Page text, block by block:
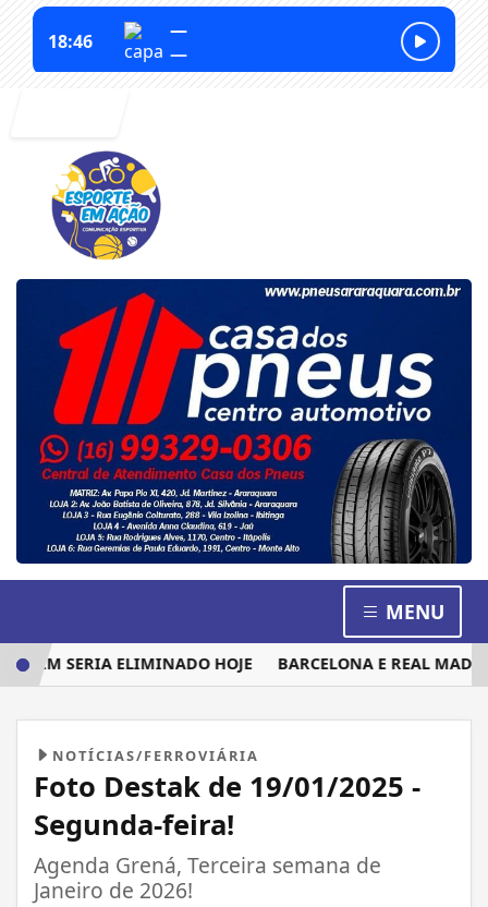
MENU
SERIA ELIMINADO HOJE BARCELONA E REAL MADRID
NOTÍCIAS/FERROVIÁRIA
Foto Destak de 19/01/2025 -
Segunda-feira!
Agenda Grená, Terceira semana de
Janeiro de 2026!